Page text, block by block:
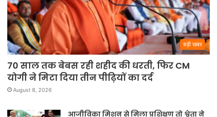
बड़ी खबर
70 साल तक बेबस रही शहीद की धरती, फिर CM
योगी ने मिटा दिया तीन पीढ़ियों का दर्द
August 8, 2026
आजीविका मिशन से मिला प्रशिक्षण तो श्वेता ने